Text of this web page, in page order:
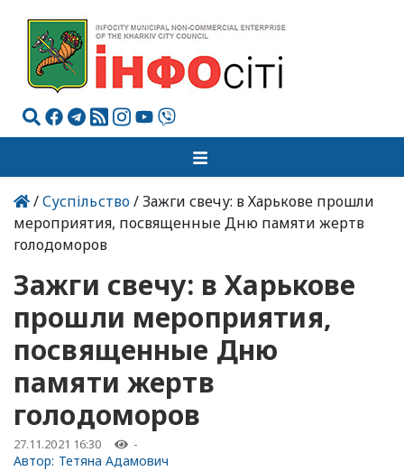
/Суспільство/ Зажги свечу: в Харькове прошли
мероприятия, посвященные Дню памяти жертв
голодоморов
Зажги свечу: в Харькове
прошли мероприятия,
посвященные Дню
памяти жертв
голодоморов
27.11.2021 16:30 -
Автор: Тетяна Адамович